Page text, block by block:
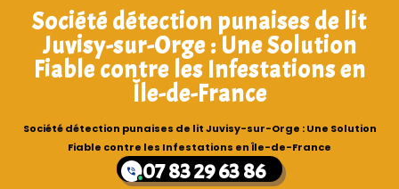
Société détection punaises de lit
Juvisy-sur-Orge : Une Solution
Fiable contre les Infestations en
Île-de-France
Société détection punaises de lit Juvisy-sur-Orge : Une Solution
Fiable contre les Infestations en Île-de-France
07 83 29 63 86